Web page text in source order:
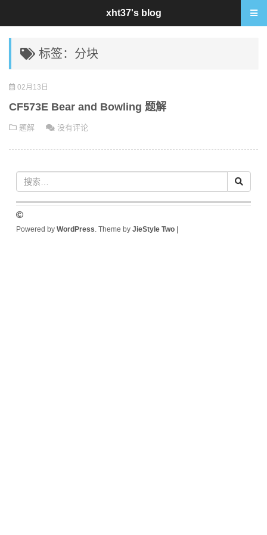
标签：分块
02月13日
CF573E Bear and Bowling 题解
题解 没有评论
Powered by WordPress. Theme by JieStyle Two|
xht37's blog